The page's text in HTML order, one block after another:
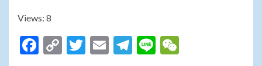
Views: 8
Facebook
CopyTwitter
EmailTelegram
Line